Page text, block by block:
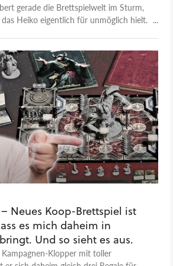
gerade die Brettspielwelt im Sturm,
Heiko eigentlich für unmöglich hielt.
Neues Koop-Brettspiel ist
es mich daheim in
Und so sieht es aus.
Klopper mit toller